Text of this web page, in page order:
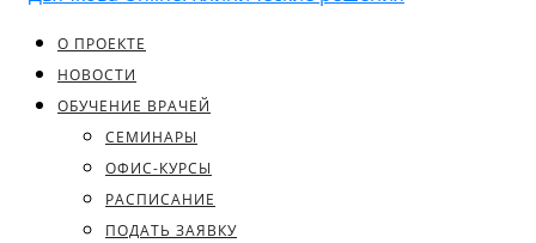
О ПРОЕКТЕ
НОВОСТИ
ОБУЧЕНИЕ ВРАЧЕЙ
СЕМИНАРЫ
ОФИС-КУРСЫ
РАСПИСАНИЕ
ПОДАТЬ ЗАЯВКУ